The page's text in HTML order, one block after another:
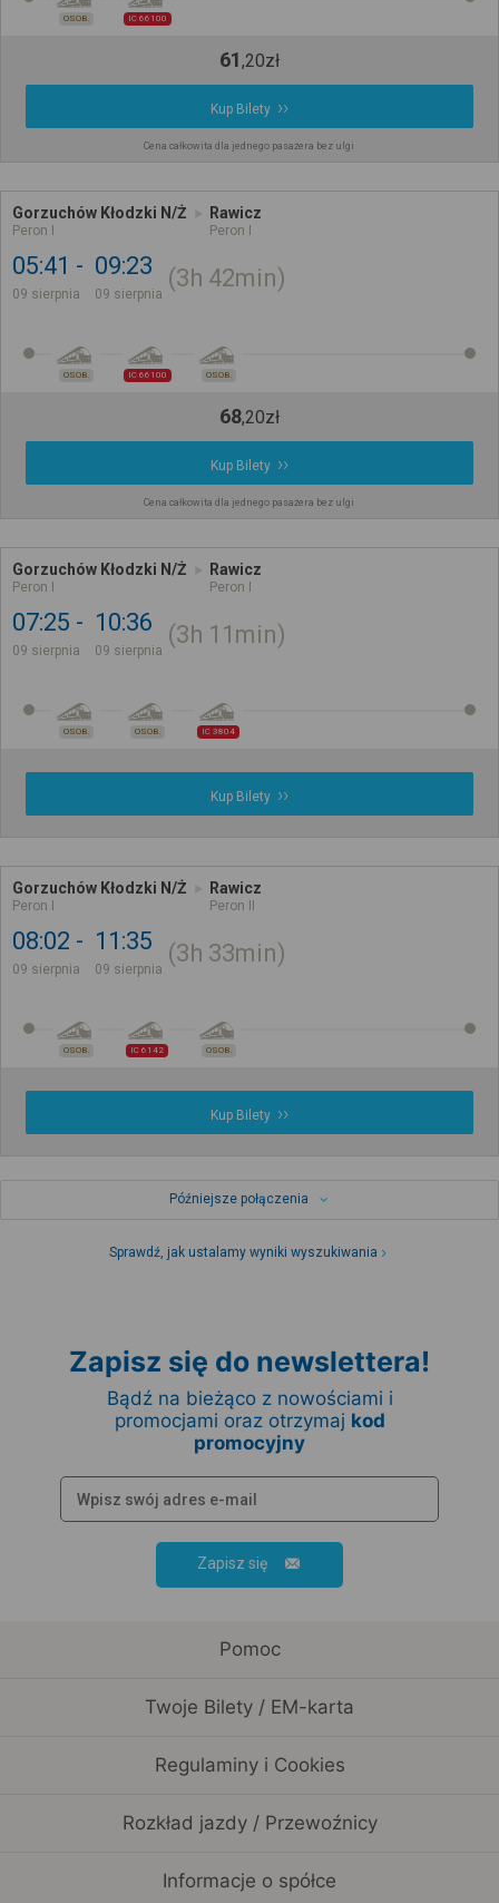
OSOB. IC 66100
61,20zł
Kup Bilety
Cena całkowita dla jednego pasażera bez ulgi
Gorzuchów Kłodzki N/Ż
Peron I
Rawicz
Peron I
05:41
09 sierpnia
09:23
09 sierpnia
3h 42min
OSOB. IC 66100 OSOB.
68,20zł
Kup Bilety
Cena całkowita dla jednego pasażera bez ulgi
Gorzuchów Kłodzki N/Ż
Peron I
Rawicz
Peron I
07:25
09 sierpnia
10:36
09 sierpnia
3h 11min
OSOB. OSOB. IC 3804
Kup Bilety
Gorzuchów Kłodzki N/Ż
Peron I
Rawicz
Peron II
08:02
09 sierpnia
11:35
09 sierpnia
3h 33min
OSOB. IC 6142 OSOB.
Kup Bilety
Późniejsze połączenia
Sprawdź, jak ustalamy wyniki wyszukiwania
Zapisz się do newslettera!
Bądź na bieżąco z nowościami i
promocjami oraz otrzymaj kod
promocyjny
Zapisz się
Pomoc
Twoje Bilety / EM-karta
Regulaminy i Cookies
Rozkład jazdy / Przewoźnicy
Informacje o spółce